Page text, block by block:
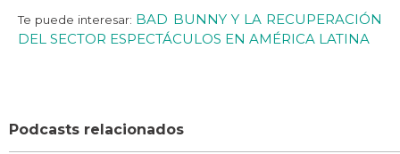
Te puede interesar: BAD BUNNY Y LA RECUPERACIÓN
DEL SECTOR ESPECTÁCULOS EN AMÉRICA LATINA
Podcasts relacionados